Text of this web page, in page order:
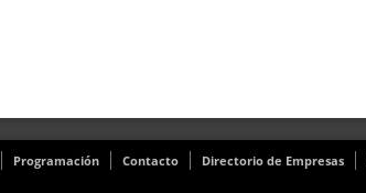
Programación Contacto Directorio de Empresas